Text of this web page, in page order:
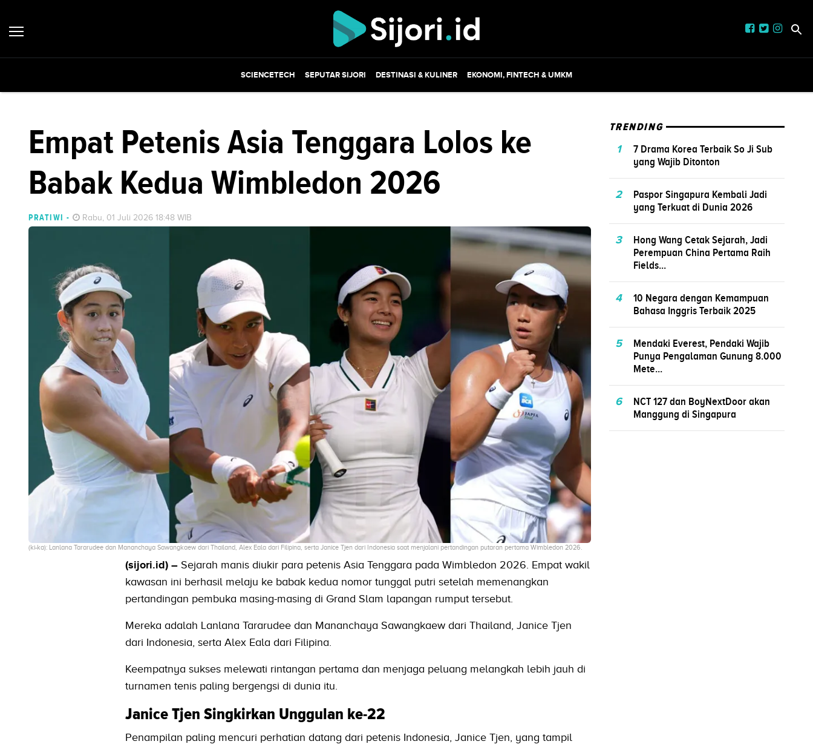
SCIENCETECH SEPUTAR SIJORI DESTINASI & KULINER EKONOMI, FINTECH & UMKM
Empat Petenis Asia Tenggara Lolos ke
Babak Kedua Wimbledon 2026
PRATIWI - Rabu, 01 Juli 2026 18:48 WIB
(ki-ka): Lanlana Tararudee dan Mananchaya Sawangkaew dari Thailand, Alex Eala dari Filipina, serta Janice Tjen dari Indonesia saat menjalani pertandingan putaran pertama Wimbledon 2026.
(sijori.id) –Sejarah manis diukir para petenis Asia Tenggara pada Wimbledon 2026. Empat wakil
kawasan ini berhasil melaju ke babak kedua nomor tunggal putri setelah memenangkan
pertandingan pembuka masing-masing di Grand Slam lapangan rumput tersebut.
Mereka adalah Lanlana Tararudee dan Mananchaya Sawangkaew dari Thailand, Janice Tjen
dari Indonesia, serta Alex Eala dari Filipina.
Keempatnya sukses melewati rintangan pertama dan menjaga peluang melangkah lebih jauh di
turnamen tenis paling bergengsi di dunia itu.
Janice Tjen Singkirkan Unggulan ke-22
Penampilan paling mencuri perhatian datang dari petenis Indonesia, Janice Tjen, yang tampil
TRENDING
1
7 Drama Korea Terbaik So Ji Sub
yang Wajib Ditonton
2
Paspor Singapura Kembali Jadi
yang Terkuat di Dunia 2026
3
Hong Wang Cetak Sejarah, Jadi
Perempuan China Pertama Raih
Fields...
4
10 Negara dengan Kemampuan
Bahasa Inggris Terbaik 2025
5
Mendaki Everest, Pendaki Wajib
Punya Pengalaman Gunung 8.000
Mete...
6
NCT 127 dan BoyNextDoor akan
Manggung di Singapura